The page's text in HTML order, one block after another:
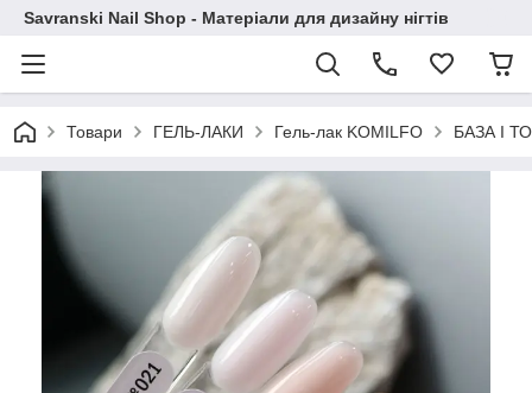
Savranski Nail Shop - Матеріали для дизайну нігтів
Товари ГЕЛЬ-ЛАКИ Гель-лак KOMILFO БАЗА І